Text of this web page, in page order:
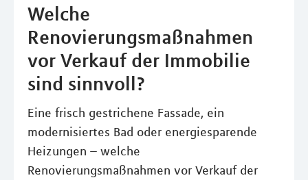
Welche
Renovierungsmaßnahmen
vor Verkauf der Immobilie
sind sinnvoll?
Eine frisch gestrichene Fassade, ein
modernisiertes Bad oder energiesparende
Heizungen – welche
Renovierungsmaßnahmen vor Verkauf der